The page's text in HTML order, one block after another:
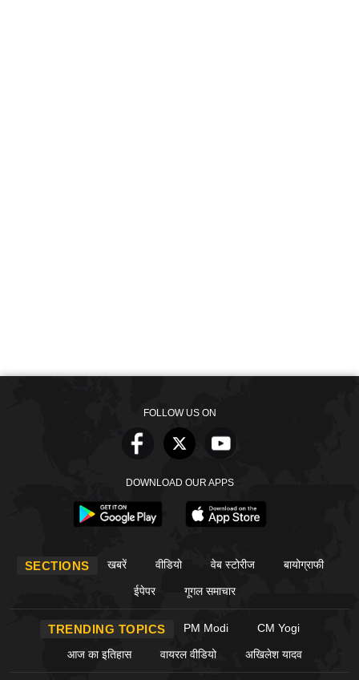
FOLLOW US ON
DOWNLOAD OUR APPS
SECTIONS खबरें वीडियो वेब स्टोरीज बायोग्राफी
ईपेपर गूगल समाचार
TRENDING TOPICS PM Modi CM Yogi
आज का इतिहास वायरल वीडियो अखिलेश यादव